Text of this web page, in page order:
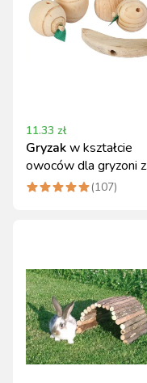
11.33 zł
Gryzakw kształcie
owoców dla gryzoni z
litego drewna Kerbl
(107)